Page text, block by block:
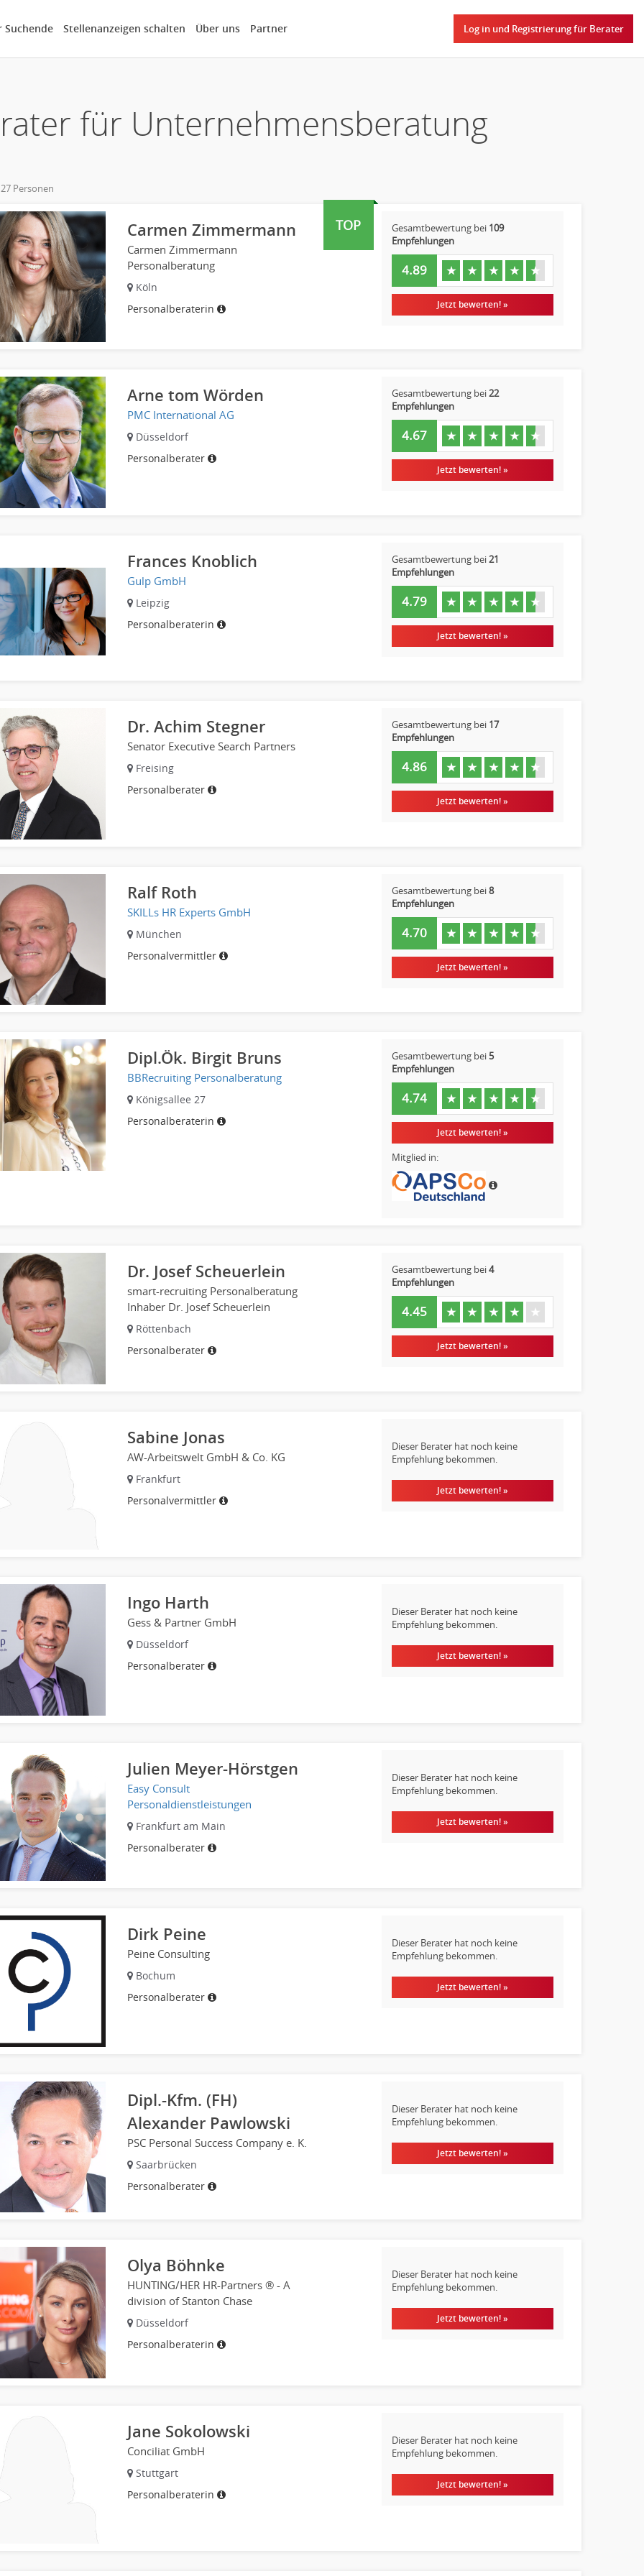
Suchende Stellenanzeigen schalten Über uns Partner Log in und Registrierung für Berater
für Unternehmensberatung
Personen
TOP
Carmen Zimmermann
Carmen Zimmermann
Personalberatung
Köln
Personalberaterin
Gesamtbewertung bei 109
Empfehlungen
4.89 ★ ★ ★ ★ ★
Jetzt bewerten! »
Arne tom Wörden
PMC International AG
Düsseldorf
Personalberater
Gesamtbewertung bei22
Empfehlungen
4.67 ★ ★ ★ ★ ★
Jetzt bewerten! »
Frances Knoblich
Gulp GmbH
Leipzig
Personalberaterin
Gesamtbewertung bei21
Empfehlungen
4.79 ★ ★ ★ ★ ★
Jetzt bewerten! »
Dr. Achim Stegner
Senator Executive Search Partners
Freising
Personalberater
Gesamtbewertung bei 17
Empfehlungen
4.86 ★ ★ ★ ★ ★
Jetzt bewerten! »
Ralf Roth
SKILLs HR Experts GmbH
München
Personalvermittler
Gesamtbewertung bei8
Empfehlungen
4.70 ★ ★ ★ ★ ★
Jetzt bewerten! »
Dipl.Ök. Birgit Bruns
BBRecruiting Personalberatung
Königsallee 27
Personalberaterin
Gesamtbewertung bei5
Empfehlungen
4.74 ★ ★ ★ ★ ★
Jetzt bewerten! »
Mitglied in:
Dr. Josef Scheuerlein
smart-recruiting Personalberatung
Inhaber Dr. Josef Scheuerlein
Röttenbach
Personalberater
Gesamtbewertung bei4
Empfehlungen
4.45 ★ ★ ★ ★ ★
Jetzt bewerten! »
Sabine Jonas
AW-Arbeitswelt GmbH & Co. KG
Frankfurt
Personalvermittler
Dieser Berater hat noch keine
Empfehlung bekommen.
Jetzt bewerten! »
Ingo Harth
Gess & Partner GmbH
Düsseldorf
Personalberater
Dieser Berater hat noch keine
Empfehlung bekommen.
Jetzt bewerten! »
Julien Meyer-Hörstgen
Easy Consult
Personaldienstleistungen
Frankfurt am Main
Personalberater
Dieser Berater hat noch keine
Empfehlung bekommen.
Jetzt bewerten! »
Dirk Peine
Peine Consulting
Bochum
Personalberater
Dieser Berater hat noch keine
Empfehlung bekommen.
Jetzt bewerten! »
Dipl.-Kfm. (FH)
Alexander Pawlowski
PSC Personal Success Company e. K.
Saarbrücken
Personalberater
Dieser Berater hat noch keine
Empfehlung bekommen.
Jetzt bewerten! »
Olya Böhnke
HUNTING/HER HR-Partners ® - A
division of Stanton Chase
Düsseldorf
Personalberaterin
Dieser Berater hat noch keine
Empfehlung bekommen.
Jetzt bewerten! »
Jane Sokolowski
Conciliat GmbH
Stuttgart
Personalberaterin
Dieser Berater hat noch keine
Empfehlung bekommen.
Jetzt bewerten! »